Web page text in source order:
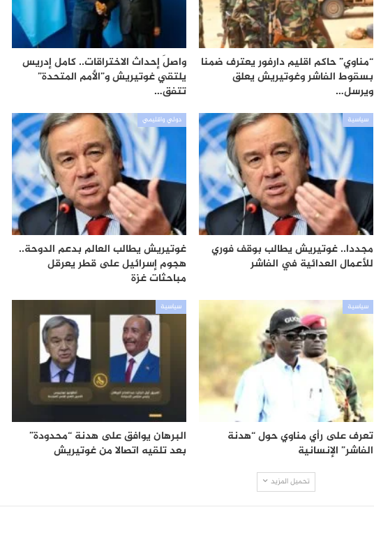
“مناوي” حاكم اقليم دارفور يعترف ضمنا
بسقوط الفاشر وغوتيريش يعلق
ويرسل…
واصلَ إحداث الاختراقات.. كامل إدريس
يلتقي غوتيريش و”الأمم المتحدة”
تتفق…
سياسية
مجددا.. غوتيريش يطالب بوقف فوري
للأعمال العدائية في الفاشر
دولي واقليمي
غوتيريش يطالب العالم بدعم الدوحة..
هجوم إسرائيل على قطر يعرقل
مباحثات غزة
سياسية
تعرف على رأي مناوي حول “هدنة
الفاشر” الإنسانية
سياسية
البرهان يوافق على هدنة “محدودة”
بعد تلقيه اتصالا من غوتيريش
تحميل المزيد